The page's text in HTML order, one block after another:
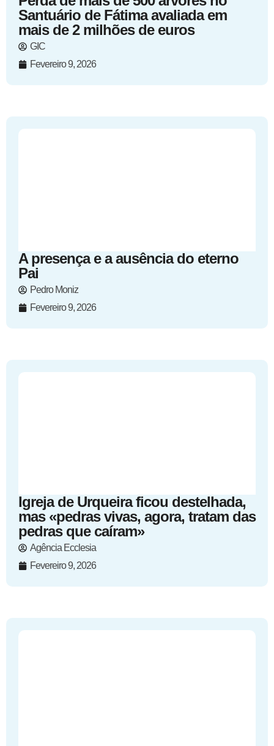
Santuário de Fátima avaliada em
mais de 2 milhões de euros
GIC
Fevereiro 9, 2026
A presença e a ausência do eterno
Pai
Pedro Moniz
Fevereiro 9, 2026
Igreja de Urqueira ficou destelhada,
mas «pedras vivas, agora, tratam das
pedras que caíram»
Agência Ecclesia
Fevereiro 9, 2026